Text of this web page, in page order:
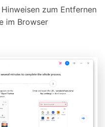
zum Entfernen
im Browser